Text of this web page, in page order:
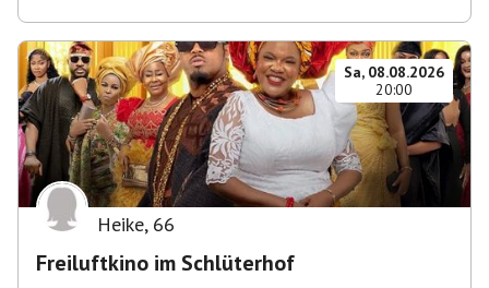
Sa, 08.08.2026
20:00
Heike, 66
Freiluftkino im Schlüterhof